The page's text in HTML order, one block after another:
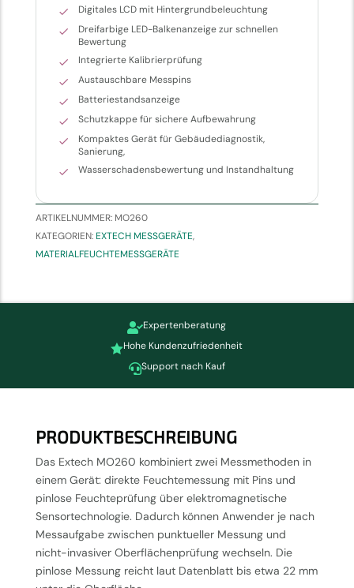
Digitales LCD mit Hintergrundbeleuchtung
Dreifarbige LED-Balkenanzeige zur schnellen
Bewertung
Integrierte Kalibrierprüfung
Austauschbare Messpins
Batteriestandsanzeige
Schutzkappe für sichere Aufbewahrung
Kompaktes Gerät für Gebäudediagnostik,
Sanierung,
Wasserschadensbewertung und Instandhaltung
ARTIKELNUMMER: MO260
KATEGORIEN:EXTECH MESSGERÄTE,
MATERIALFEUCHTEMESSGERÄTE
Expertenberatung
Hohe Kundenzufriedenheit
Support nach Kauf
PRODUKTBESCHREIBUNG
Das Extech MO260 kombiniert zwei Messmethoden in
einem Gerät: direkte Feuchtemessung mit Pins und
pinlose Feuchteprüfung über elektromagnetische
Sensortechnologie. Dadurch können Anwender je nach
Messaufgabe zwischen punktueller Messung und
nicht-invasiver Oberflächenprüfung wechseln. Die
pinlose Messung reicht laut Datenblatt bis etwa 22 mm